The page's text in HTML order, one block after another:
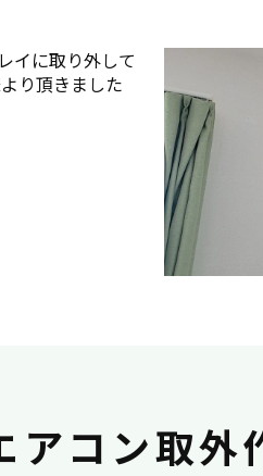
イに取り外して
り頂きました
アコン取外